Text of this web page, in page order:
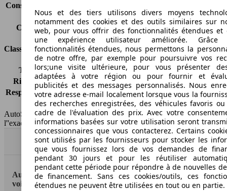
Consommation (combinée)*
Classe d'émissions
Euro 6d-TEMP
Capacité du réservoir
42 l
Classes d'assurance
Tous risques
-
Risques partiels
-
Responsabilité civile -
HSN/TSN
n.c./n.c.
AutoScout24 France SAS décline toute responsabilité concernant
l''exactitude des indications fournies.
Haut
AutoScout24: la plus grande plateforme en ligne de
voitures en Europe
Nous et des tiers utilisons divers moyens
notamment des cookies et des outils similaires sur
web, pour vous offrir des fonctionnalités étendues et
une expérience utilisateur améliorée.
fonctionnalités étendues, nous permettons la
de notre offre, par exemple pour poursuivre vos
lors;une visite ultérieure, pour vous présenter
adaptées à votre région ou pour fournir et
publicités et des messages personnalisés. Nous
votre adresse e-mail localement lorsque vous la
des recherches enregistrées, des véhicules favoris
cadre de l'évaluation des prix. Avec votre
informations basées sur votre utilisation seront
concessionnaires que vous contacterez. Certains
sont utilisés par les fournisseurs pour stocker les
que vous fournissez lors de vos demandes de
pendant 30 jours et pour les réutiliser
pendant cette période pour répondre à de nouvelles
de financement. Sans ces cookies/outils, ces
étendues ne peuvent être utilisées en tout ou en partie.